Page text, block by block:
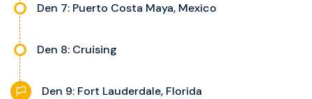
Den 7: Puerto Costa Maya, Mexico
Den 8: Cruising
Den 9: Fort Lauderdale, Florida